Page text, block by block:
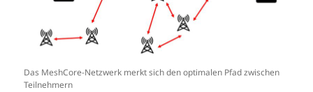
Das MeshCore-Netzwerk merkt sich den optimalen Pfad zwischen
Teilnehmern